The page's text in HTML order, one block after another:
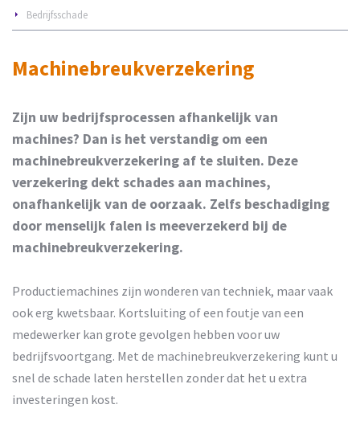
Bedrijfsschade
Machinebreukverzekering
Zijn uw bedrijfsprocessen afhankelijk van
machines? Dan is het verstandig om een
machinebreukverzekering af te sluiten. Deze
verzekering dekt schades aan machines,
onafhankelijk van de oorzaak. Zelfs beschadiging
door menselijk falen is meeverzekerd bij de
machinebreukverzekering.
Productiemachines zijn wonderen van techniek, maar vaak
ook erg kwetsbaar. Kortsluiting of een foutje van een
medewerker kan grote gevolgen hebben voor uw
bedrijfsvoortgang. Met de machinebreukverzekering kunt u
snel de schade laten herstellen zonder dat het u extra
investeringen kost.